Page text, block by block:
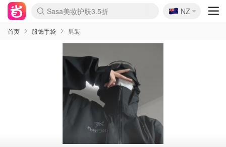
lululemon本周上新
Sasa美妆护肤3.5折
SSENSE年中3折
FreshBeauty好价汇总
Cettire降价+叠9折
Farfetch折上8折
WWS Coles超市实拍
viagogo二手票捡漏
Myer清仓1折起
The Outnet奢牌1折起
David Jones 3折起
Flannels大牌1折
Perfumes Club护肤1折
AMIRO返校季6.2折
Oweek抽奖送Airpods
Amazon折扣汇总
eToro入金$200送$50
Amazon数码好物
ICONIC本周7.5折
ThedoubleF高奢地板价
Moose Knuckles 6折
丝芙兰5折起
EUFY官网3.7折起
Selenichast首饰2折
Trip机票酒店促销
YSL送5件彩妆礼
Amazon家居好物
BIGBANG巡演开票
David Jones时尚3折
Amazon美妆护肤
雅漾大喷$8
过敏原检测盒$33
伊索独家赠50ml沐浴露
科颜氏送高保湿面霜
SEALIFE海洋馆门票6折
丝塔芙大白罐$16
订阅Newsletter送香薰
Cult Beauty 6.8折
Harrods圣诞日历2.3折
LN-CC奢牌私促3折
d'Alba空姐喷雾$16
EVE LOM套装逆天2折
Adore Beauty 6折起
CT圣诞日历
Mytheresa奢品2.7折
🇳🇿
NZ
首页 服饰手袋 男装